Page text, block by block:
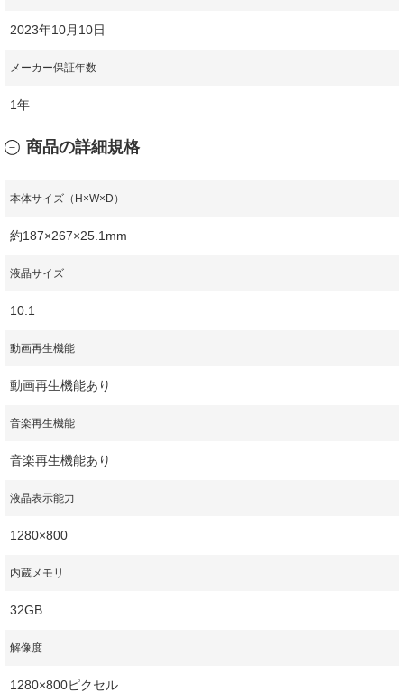
2023年10月10日
メーカー保証年数
1年
商品の詳細規格
本体サイズ（H×W×D）
約187×267×25.1mm
液晶サイズ
10.1
動画再生機能
動画再生機能あり
音楽再生機能
音楽再生機能あり
液晶表示能力
1280×800
内蔵メモリ
32GB
解像度
1280×800ピクセル